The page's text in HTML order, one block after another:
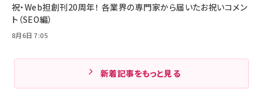
祝・Web担創刊20周年！ 各業界の専門家から届いたお祝いコメン
ト（SEO編）
8月6日 7:05
新着記事をもっと見る